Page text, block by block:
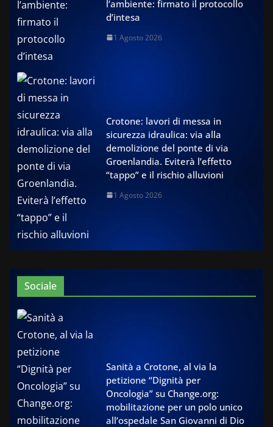
l’ambiente: firmato il protocollo
d’intesa
1 Agosto 2026
Crotone: lavori di messa in
sicurezza idraulica: via alla
demolizione del ponte di via
Groenlandia. Eviterà l’effetto
“tappo” e il rischio alluvioni
1 Agosto 2026
Sociale
Sanità a Crotone, al via la
petizione “Dignità per
Oncologia” su Change.org:
mobilitazione per un polo unico
all’ospedale San Giovanni di Dio